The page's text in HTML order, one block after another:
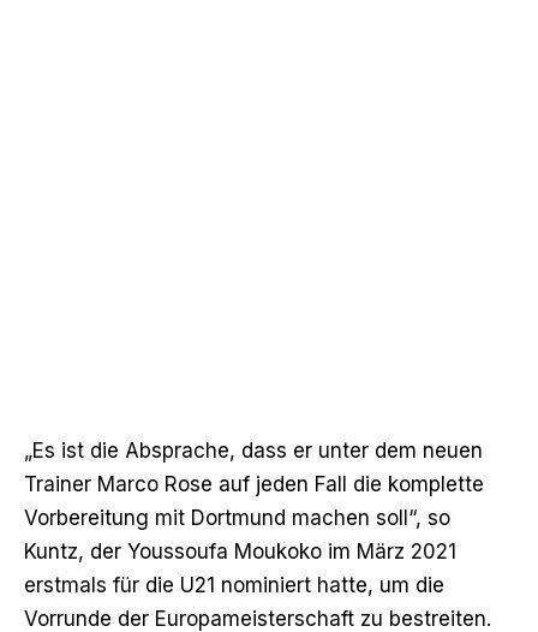
„Es ist die Absprache, dass er unter dem neuen
Trainer Marco Rose auf jeden Fall die komplette
Vorbereitung mit Dortmund machen soll“, so
Kuntz, der Youssoufa Moukoko im März 2021
erstmals für die U21 nominiert hatte, um die
Vorrunde der Europameisterschaft zu bestreiten.